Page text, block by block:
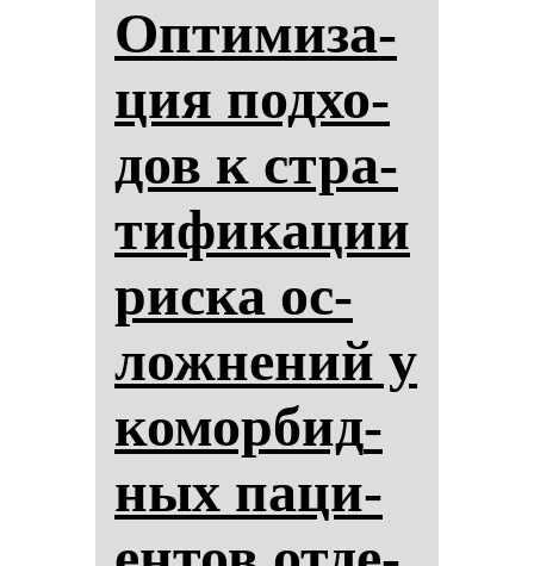
Оп­ти­ми­за­
ция под­хо­
дов к стра­
ти­фи­ка­ции
рис­ка ос­
лож­не­ний у
ко­мор­бид­
ных па­ци­